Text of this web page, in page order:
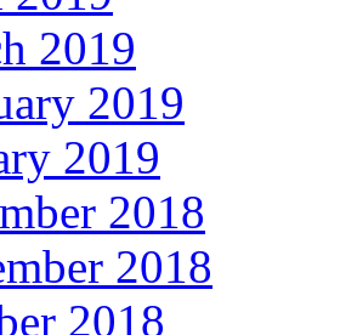
2019
2019
2019
2018
2018
2018